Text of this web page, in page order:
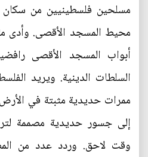
مسلحين فلسطينيين من
محيط المسجد الأقصى. وأدى
أبواب المسجد الأقصى
السلطات الدينية. ويريد
ممرات حديدية مثبتة في
إلى جسور حديدية مصممة
وقت لاحق. وردد عدد من